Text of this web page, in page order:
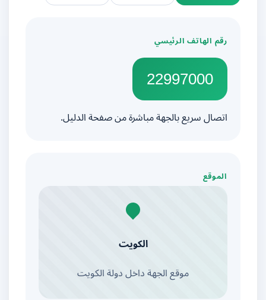
رقم الهاتف الرئيسي
22997000
اتصال سريع بالجهة مباشرة من صفحة الدليل.
الموقع
الكويت
موقع الجهة داخل دولة الكويت